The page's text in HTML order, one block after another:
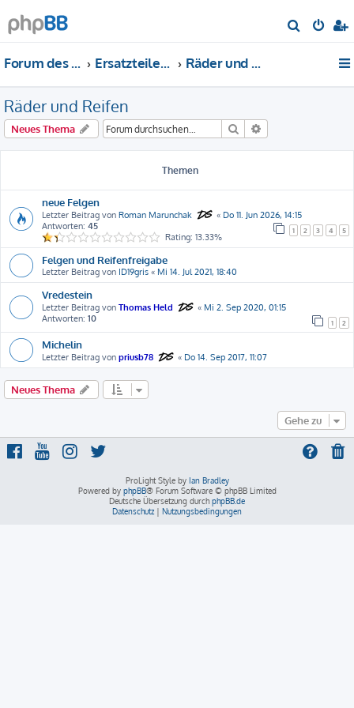
u
Forum des DS-Club Deutschland e.V. Ersatzteile-Bewertung Räder und Reifen
Räder und Reifen
Neues Thema Suche
Themen
neue Felgen
Letzter Beitrag von Roman Marunchak « Do 11. Jun 2026, 14:15
Antworten: 45 1 2 3 4 5
Rating: 13.33%
Felgen und Reifenfreigabe
Letzter Beitrag von ID19gris « Mi 14. Jul 2021, 18:40
Vredestein
Letzter Beitrag von Thomas Held « Mi 2. Sep 2020, 01:15
Antworten: 10 1 2
Michelin
Letzter Beitrag von priusb78 « Do 14. Sep 2017, 11:07
Neues Thema
Gehe zu
ProLight Style by Ian Bradley
Powered by phpBB® Forum Software © phpBB Limited
Deutsche Übersetzung durch phpBB.de
Datenschutz | Nutzungsbedingungen